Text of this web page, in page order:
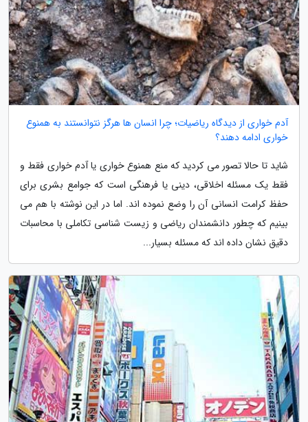
آدم خواری از دیدگاه ریاضیات؛ چرا انسان ها هرگز نتوانستند به همنوع
خواری ادامه دهند؟
شاید تا حالا تصور می کردید که منع همنوع خواری یا آدم خواری فقط و
فقط یک مسئله اخلاقی، دینی یا فرهنگی است که جوامع بشری برای
حفظ کرامت انسانی آن را وضع نموده اند. اما در این نوشته با هم می
بینیم که چطور دانشمندان ریاضی و زیست شناسی تکاملی با محاسبات
دقیق نشان داده اند که مسئله بسیار...